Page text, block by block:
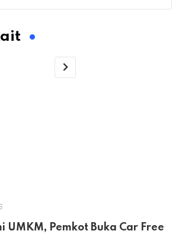
UMKM, Pemkot Buka Car Free